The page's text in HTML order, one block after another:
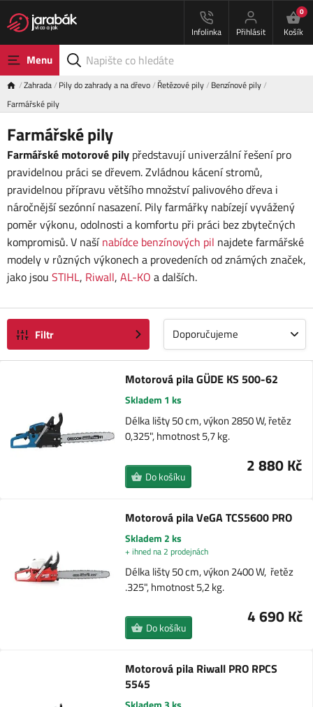
Infolinka Přihlásit
0
Košík
Menu
Zahrada Pily do zahrady a na dřevo Řetězové pily Benzínové pily
Farmářské pily
Farmářské pily
Farmářské motorové pily představují univerzální řešení pro
pravidelnou práci se dřevem. Zvládnou kácení stromů,
pravidelnou přípravu většího množství palivového dřeva i
náročnější sezónní nasazení. Pily farmářky nabízejí vyvážený
poměr výkonu, odolnosti a komfortu při práci bez zbytečných
kompromisů. V našínabídce benzínových pil najdete farmářské
modely v různých výkonech a provedeních od známých značek,
jako jsou STIHL, Riwall, AL-KO a dalších.
Filtr Doporučujeme
Motorová pila GÜDE KS 500-62
Skladem 1 ks
Délka lišty 50 cm, výkon 2850 W, řetěz
0,325", hmotnost 5,7 kg.
2 880 Kč
Do košíku
Motorová pila VeGA TCS5600 PRO
Skladem 2 ks
+ ihned na 2 prodejnách
Délka lišty 50 cm, výkon 2400 W, řetěz
.325", hmotnost 5,2 kg.
4 690 Kč
Do košíku
Motorová pila Riwall PRO RPCS
5545